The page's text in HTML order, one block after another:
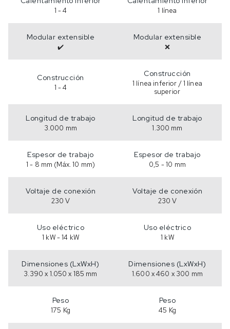
1 - 4 1 línea
Modular extensible
✔️
Modular extensible
❌
Construcción
1 - 4
Construcción
1 línea inferior / 1 línea
superior
Longitud de trabajo
3.000 mm
Longitud de trabajo
1.300 mm
Espesor de trabajo
1 - 8 mm (Máx. 10 mm)
Espesor de trabajo
0,5 - 10 mm
Voltaje de conexión
230 V
Voltaje de conexión
230 V
Uso eléctrico
1 kW - 14 kW
Uso eléctrico
1 kW
Dimensiones (LxWxH)
3.390 x 1.050 x 185 mm
Dimensiones (LxWxH)
1.600 x 460 x 300 mm
Peso
175 Kg
Peso
45 Kg